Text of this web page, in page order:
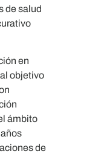
de salud
en
objetivo
ámbito
de